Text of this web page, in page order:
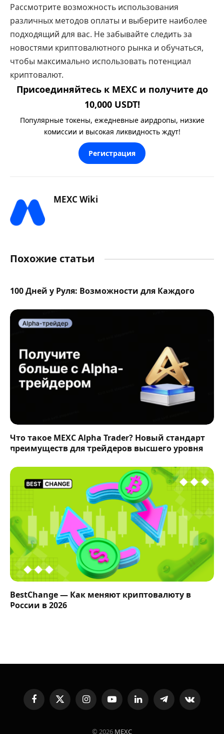
Рассмотрите возможность использования
различных методов оплаты и выберите наиболее
подходящий для вас. Не забывайте следить за
новостями криптовалютного рынка и обучаться,
чтобы максимально использовать потенциал
криптовалют.
Присоединяйтесь к MEXC и получите до
10,000 USDT!
Популярные токены, ежедневные аирдропы, низкие
комиссии и высокая ликвидность ждут!
Регистрация
MEXC Wiki
Похожие статьи
100 Дней у Руля: Возможности для Каждого
Что такое MEXC Alpha Trader? Новый стандарт
преимуществ для трейдеров высшего уровня
BestChange — Как меняют криптовалюту в
России в 2026
FacebookX
(Twitter)
InstagramYouTubeLinkedInTelegramVKontakte
© 2026 MEXC